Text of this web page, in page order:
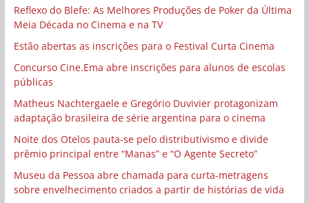
Reflexo do Blefe: As Melhores Produções de Poker da Última
Meia Década no Cinema e na TV
Estão abertas as inscrições para o Festival Curta Cinema
Concurso Cine.Ema abre inscrições para alunos de escolas
públicas
Matheus Nachtergaele e Gregório Duvivier protagonizam
adaptação brasileira de série argentina para o cinema
Noite dos Otelos pauta-se pelo distributivismo e divide
prêmio principal entre “Manas” e “O Agente Secreto”
Museu da Pessoa abre chamada para curta-metragens
sobre envelhecimento criados a partir de histórias de vida